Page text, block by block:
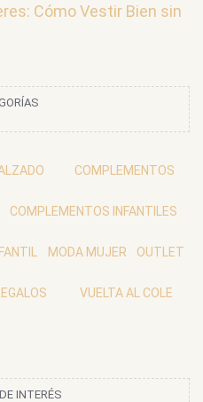
Cómo Vestir Bien sin
COMPLEMENTOS
COMPLEMENTOS INFANTILES
MODA MUJER OUTLET
VUELTA AL COLE
INTERÉS